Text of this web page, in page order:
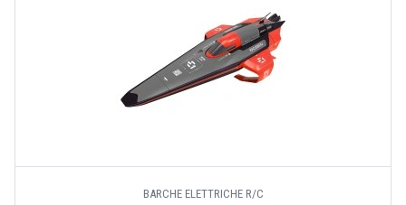
BARCHE ELETTRICHE R/C